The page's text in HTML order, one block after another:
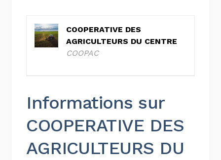
COOPERATIVE DES
AGRICULTEURS DU CENTRE
COOPAC
Informations sur
COOPERATIVE DES
AGRICULTEURS DU